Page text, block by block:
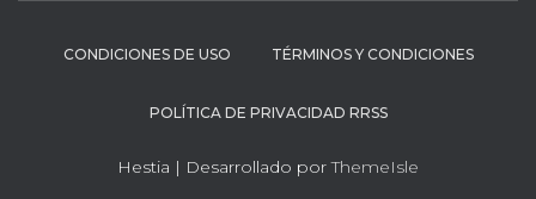
CONDICIONES DE USO TÉRMINOS Y CONDICIONES
POLÍTICA DE PRIVACIDAD RRSS
Hestia | Desarrollado porThemeIsle